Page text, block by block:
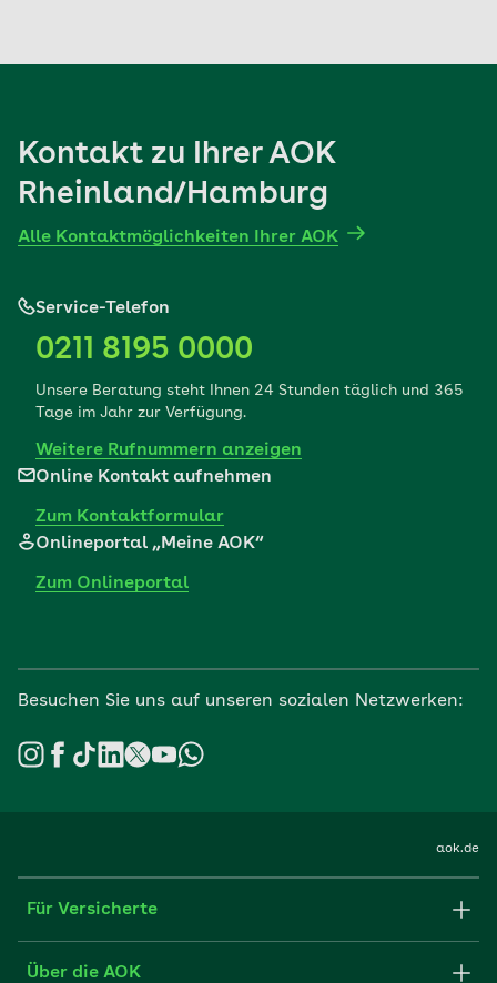
nicht zu lesen sind.
Kontakt zu Ihrer AOK
Rheinland/Hamburg
Alle Kontaktmöglichkeiten Ihrer AOK
Service-Telefon
0211 8195 0000
Unsere Beratung steht Ihnen 24 Stunden täglich und 365
Tage im Jahr zur Verfügung.
Weitere Rufnummern anzeigen
Online Kontakt aufnehmen
Zum Kontaktformular
Onlineportal „Meine AOK“
Zum Onlineportal
Besuchen Sie uns auf unseren sozialen Netzwerken:
aok.de
Für Versicherte
Formulare und Anträge
Über die AOK